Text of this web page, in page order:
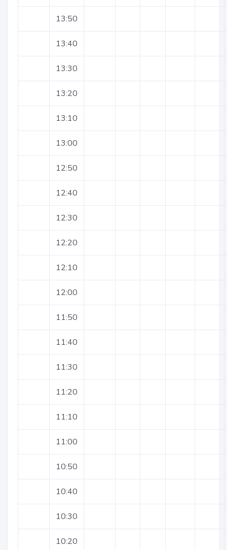
13:50
13:40
13:30
13:20
13:10
13:00
12:50
12:40
12:30
12:20
12:10
12:00
11:50
11:40
11:30
11:20
11:10
11:00
10:50
10:40
10:30
10:20